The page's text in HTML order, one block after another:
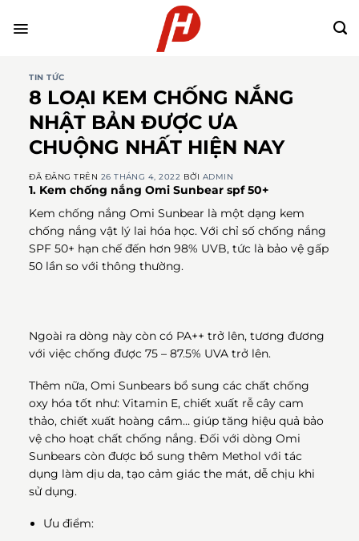
đến
TIN TỨC
8 LOẠI KEM CHỐNG NẮNG
NHẬT BẢN ĐƯỢC ƯA
CHUỘNG NHẤT HIỆN NAY
ĐÃ ĐĂNG TRÊN 26 THÁNG 4, 2022 BỞI ADMIN
1. Kem chống nắng Omi Sunbear spf 50+
Kem chống nắng Omi Sunbear là một dạng kem
chống nắng vật lý lai hóa học. Với chỉ số chống nắng
SPF 50+ hạn chế đến hơn 98% UVB, tức là bảo vệ gấp
50 lần so với thông thường.
Ngoài ra dòng này còn có PA++ trở lên, tương đương
với việc chống được 75 – 87.5% UVA trở lên.
Thêm nữa, Omi Sunbears bổ sung các chất chống
oxy hóa tốt như: Vitamin E, chiết xuất rễ cây cam
thảo, chiết xuất hoàng cầm… giúp tăng hiệu quả bảo
vệ cho hoạt chất chống nắng. Đối với dòng Omi
Sunbears còn được bổ sung thêm Methol với tác
dụng làm dịu da, tạo cảm giác the mát, dễ chịu khi
sử dụng.
Ưu điểm: